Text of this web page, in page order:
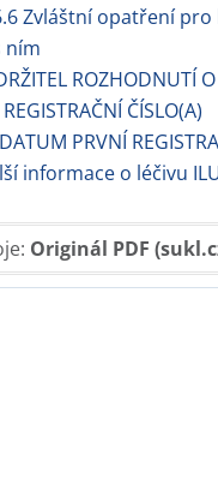
Zvláštní opatření
ním
ROZHODNUTÍ O
ČÍSLO(A)
PRVNÍ
informace o léčivu
Originál PDF